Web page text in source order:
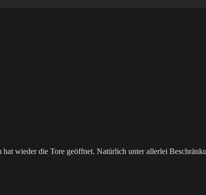
wieder die Tore geöffnet. Natürlich unter allerlei